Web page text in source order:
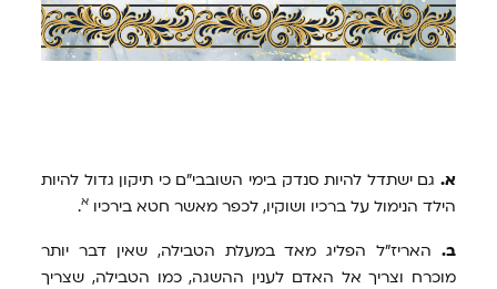
א. גם ישתדל להיות סנדק בימי השובבי"ם כי תיקון גדול להיות
הילד הנימול על ברכיו ושוקיו, לכפר מאשר חטא בירכיו א.
ב. האריז"ל הפליג מאד במעלת הטבילה, שאין דבר יותר
מוכרח וצריך אל האדם לענין ההשגה, כמו הטבילה, שצריך